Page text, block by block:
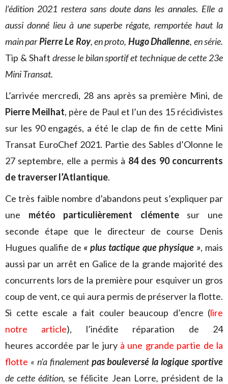
l’édition 2021 restera sans doute dans les annales. Elle a
aussi donné lieu à une superbe régate, remportée haut la
main parPierre Le Roy, en proto, Hugo Dhallenne, en série.
Tip & Shaft dresse le bilan sportif et technique de cette 23e
Mini Transat.
L’arrivée mercredi, 28 ans après sa première Mini, de
Pierre Meilhat, père de Paul et l’un des 15 récidivistes
sur les 90 engagés, a été le clap de fin de cette Mini
Transat EuroChef 2021. Partie des Sables d’Olonne le
27 septembre, elle a permis à 84 des 90 concurrents
de traverser l’Atlantique.
Ce très faible nombre d’abandons peut s’expliquer par
une météo particulièrement clémentesur une
seconde étape que le directeur de course Denis
Hugues qualifie de « plus tactique que physique », mais
aussi par un arrêt en Galice de la grande majorité des
concurrents lors de la première pour esquiver un gros
coup de vent, ce qui aura permis de préserver la flotte.
Si cette escale a fait couler beaucoup d’encre (lire
notre article), l’inédite réparation de 24
heures accordée par le jury à une grande partie de la
flotte « n’a finalementpas bouleversé la logique sportive
de cette édition, se félicite Jean Lorre, président de la